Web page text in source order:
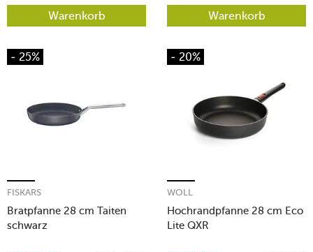
Warenkorb Warenkorb
- 25%
Bratpfanne 28 cm Taiten
schwarz
FISKARS
- 20%
Hochrandpfanne 28 cm Eco
Lite QXR
WOLL